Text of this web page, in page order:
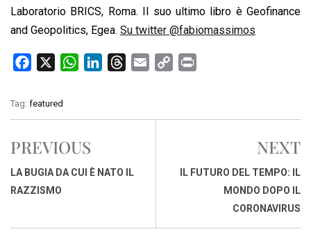
Laboratorio BRICS, Roma. Il suo ultimo libro è Geofinance
and Geopolitics, Egea. Su twitter @fabiomassimos
c
e
o
o
k
W
t
A
p
k
I
e
s
i
y
n
Tag: featured
PREVIOUS
LA BUGIA DA CUI È NATO IL
RAZZISMO
NEXT
IL FUTURO DEL TEMPO: IL
MONDO DOPO IL
CORONAVIRUS